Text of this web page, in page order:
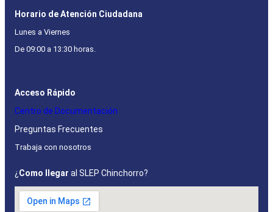
Horario de Atención Ciudadana
Lunes a Viernes
De 09:00 a 13:30 horas.
Acceso Rápido
Centro de Documentación
Preguntas Frecuentes
Trabaja con nosotros
¿ Como llegar al SLEP Chinchorro?